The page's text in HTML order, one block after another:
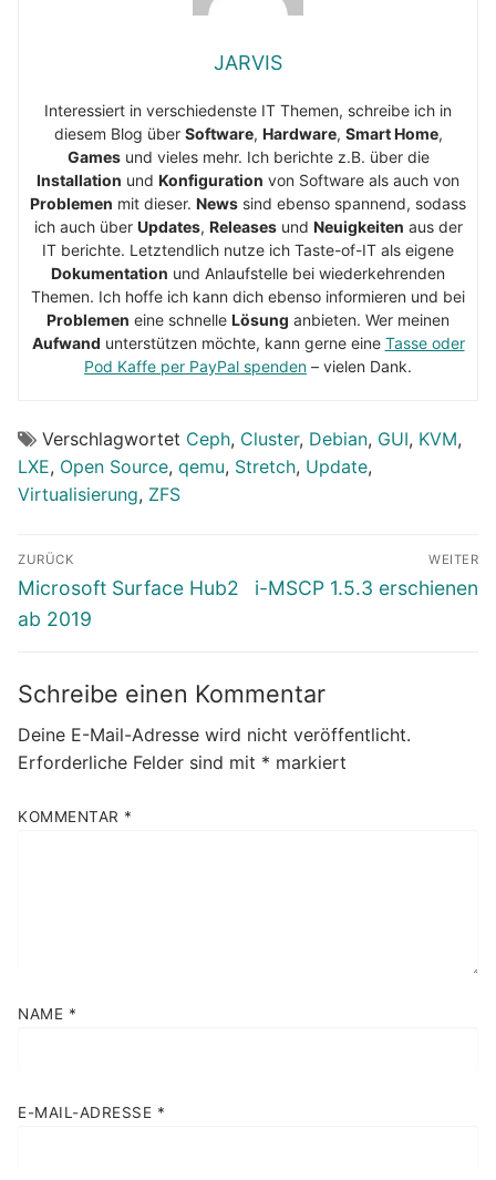
JARVIS
Interessiert in verschiedenste IT Themen, schreibe ich in
diesem Blog über Software, Hardware, Smart Home,
Gamesund vieles mehr. Ich berichte z.B. über die
Installation und Konfiguration von Software als auch von
Problemen mit dieser. News sind ebenso spannend, sodass
ich auch über Updates, Releasesund Neuigkeiten aus der
IT berichte. Letztendlich nutze ich Taste-of-IT als eigene
Dokumentation und Anlaufstelle bei wiederkehrenden
Themen. Ich hoffe ich kann dich ebenso informieren und bei
Problemen eine schnelle Lösung anbieten. Wer meinen
Aufwand unterstützen möchte, kann gerne eine Tasse oder
Pod Kaffe per PayPal spenden – vielen Dank.
Verschlagwortet Ceph, Cluster, Debian, GUI, KVM,
LXE, Open Source, qemu, Stretch, Update,
Virtualisierung, ZFS
Beitragsnavigation
ZURÜCK
Vorheriger
Beitrag:
Microsoft Surface Hub2
ab 2019
WEITER
Nächster
i-MSCP 1.5.3 erschienen
Schreibe einen Kommentar
Deine E-Mail-Adresse wird nicht veröffentlicht.
Erforderliche Felder sind mit * markiert
KOMMENTAR *
NAME *
E-MAIL-ADRESSE *